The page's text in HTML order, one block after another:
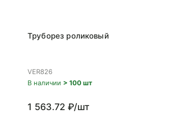
Труборез роликовый
VER826
В наличии > 100 шт
1 563.72 ₽/шт